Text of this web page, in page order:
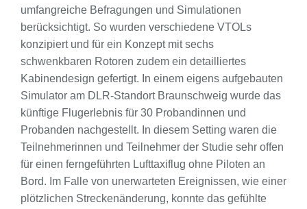
umfangreiche Befragungen und Simulationen
berücksichtigt. So wurden verschiedene VTOLs
konzipiert und für ein Konzept mit sechs
schwenkbaren Rotoren zudem ein detailliertes
Kabinendesign gefertigt. In einem eigens aufgebauten
Simulator am DLR-Standort Braunschweig wurde das
künftige Flugerlebnis für 30 Probandinnen und
Probanden nachgestellt. In diesem Setting waren die
Teilnehmerinnen und Teilnehmer der Studie sehr offen
für einen ferngeführten Lufttaxiflug ohne Piloten an
Bord. Im Falle von unerwarteten Ereignissen, wie einer
plötzlichen Streckenänderung, konnte das gefühlte